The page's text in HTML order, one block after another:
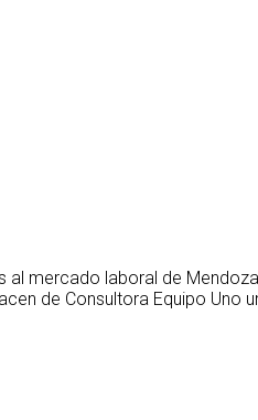
mercado laboral de
de Consultora Equipo Uno